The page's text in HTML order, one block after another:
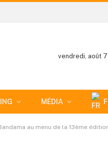
vendredi, août 7
MÉDIA
au menu de la 13ème